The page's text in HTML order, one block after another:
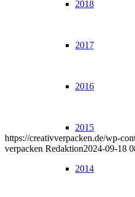
2018
2017
2016
2015
2014
https://creativverpacken.de/wp-
verpacken Redaktion2024-09-18